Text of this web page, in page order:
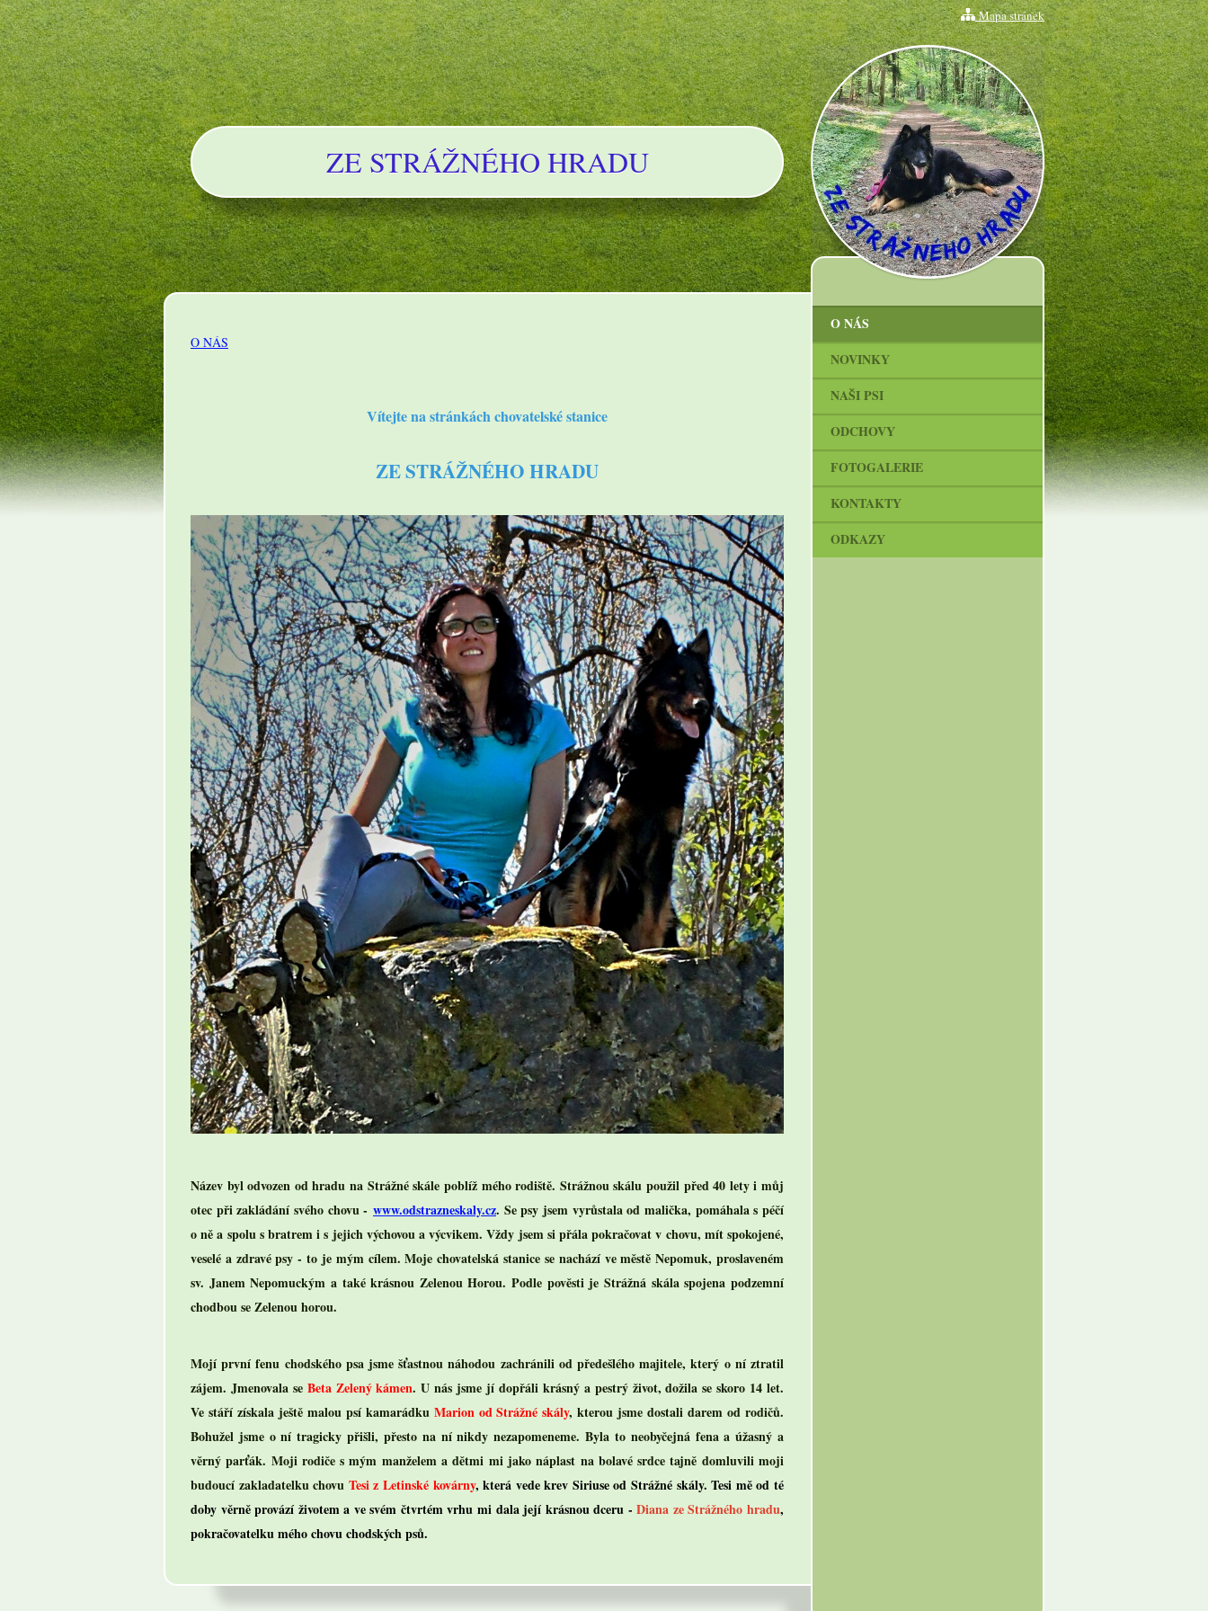
Mapa stránek
ZE STRÁŽNÉHO HRADU
O NÁS
Vítejte na stránkách chovatelské stanice
ZE STRÁŽNÉHO HRADU
Název byl odvozen od hradu na Strážné skále poblíž mého rodiště. Strážnou skálu použil před 40 lety i můj
otec při zakládání svého chovu - www.odstrazneskaly.cz. Se psy jsem vyrůstala od malička, pomáhala s péčí
o ně a spolu s bratrem i s jejich výchovou a výcvikem. Vždy jsem si přála pokračovat v chovu, mít spokojené,
veselé a zdravé psy - to je mým cílem. Moje chovatelská stanice se nachází ve městě Nepomuk, proslaveném
sv. Janem Nepomuckým a také krásnou Zelenou Horou. Podle pověsti je Strážná skála spojena podzemní
chodbou se Zelenou horou.
Mojí první fenu chodského psa jsme šťastnou náhodou zachránili od předešlého majitele, který o ní ztratil
zájem. Jmenovala se Beta Zelený kámen. U nás jsme jí dopřáli krásný a pestrý život, dožila se skoro 14 let.
Ve stáří získala ještě malou psí kamarádku Marion od Strážné skály, kterou jsme dostali darem od rodičů.
Bohužel jsme o ní tragicky přišli, přesto na ní nikdy nezapomeneme. Byla to neobyčejná fena a úžasný a
věrný parťák. Moji rodiče s mým manželem a dětmi mi jako náplast na bolavé srdce tajně domluvili moji
budoucí zakladatelku chovu Tesi z Letinské kovárny, která vede krev Siriuse od Strážné skály. Tesi mě od té
doby věrně provází životem a ve svém čtvrtém vrhu mi dala její krásnou dceru -Diana ze Strážného hradu,
pokračovatelku mého chovu chodských psů.
O NÁS
NOVINKY
NAŠI PSI
ODCHOVY
FOTOGALERIE
KONTAKTY
ODKAZY